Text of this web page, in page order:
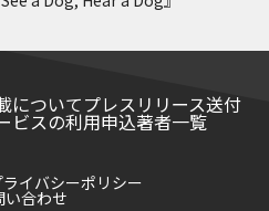
についてプレスリリース送付
ビスの利用申込著者一覧
ライバシーポリシー
い合わせ